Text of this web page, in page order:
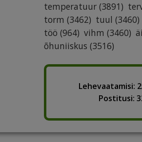
temperatuur (3891)
torm (3462) tuul (3460)
töö (964) vihm (3460)
õhuniiskus (3516)
Lehevaatamisi:
Postitusi: